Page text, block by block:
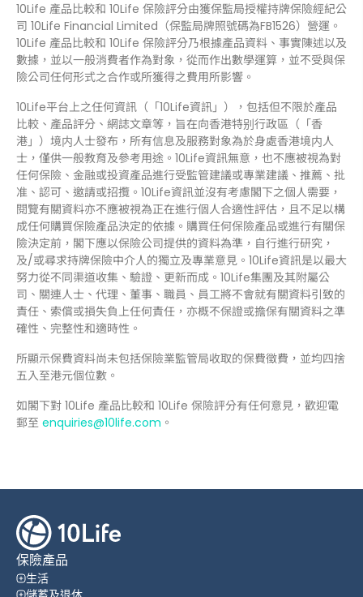
10Life 產品比較和 10Life 保險評分由獲保監局授權持牌保險經紀公
司 10Life Financial Limited（保監局牌照號碼為FB1526）營運。
10Life 產品比較和 10Life 保險評分乃根據產品資料、事實陳述以及
數據，並以一般消費者作為對象，從而作出數學運算，並不受與保
險公司任何形式之合作或所獲得之費用所影響。
10Life平台上之任何資訊（「10Life資訊」），包括但不限於產品
比較、產品評分、網誌文章等，旨在向香港特别行政區（「香
港」）境内人士發布，所有信息及服務對象為於身處香港境内人
士，僅供一般教育及參考用途。10Life資訊無意，也不應被視為對
任何保險、金融或投資產品進行受監管建議或專業建議、推薦、批
准、認可、邀請或招攬。10Life資訊並沒有考慮閣下之個人需要，
閱覽有關資料亦不應被視為正在進行個人合適性評估，且不足以構
成任何購買保險產品決定的依據。購買任何保險產品或進行有關保
險決定前，閣下應以保險公司提供的資料為準，自行進行研究，
及/或尋求持牌保險中介人的獨立及專業意見。10Life資訊是以最大
努力從不同渠道收集、驗證、更新而成。10Life集團及其附屬公
司、關連人士、代理、董事、職員、員工將不會就有關資料引致的
責任、索償或損失負上任何責任，亦概不保證或擔保有關資料之準
確性、完整性和適時性。
所顯示保費資料尚未包括保險業監管局收取的保費徵費，並均四捨
五入至港元個位數。
如閣下對 10Life 產品比較和 10Life 保險評分有任何意見，歡迎電
郵至 enquiries@10life.com 。
保險產品
生活